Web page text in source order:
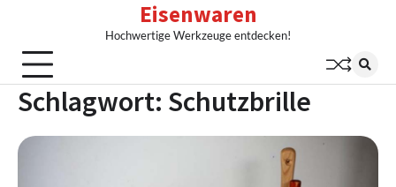
content
Eisenwaren
Hochwertige Werkzeuge entdecken!
Schlagwort: Schutzbrille